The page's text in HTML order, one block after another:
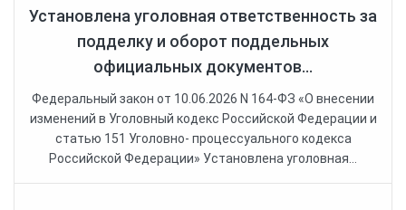
Установлена уголовная ответственность за
подделку и оборот поддельных
официальных документов...
Федеральный закон от 10.06.2026 N 164-ФЗ «О внесении
изменений в Уголовный кодекс Российской Федерации и
статью 151 Уголовно- процессуального кодекса
Российской Федерации» Установлена уголовная...